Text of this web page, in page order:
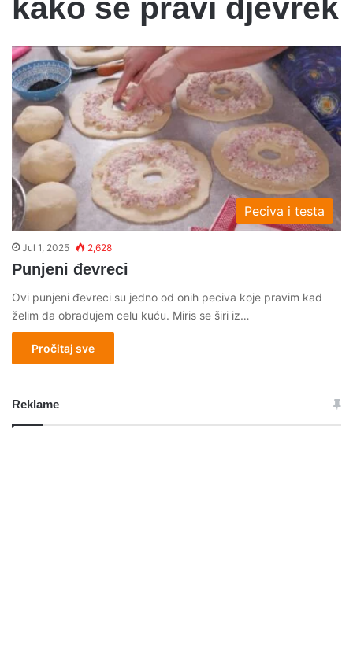
kako se pravi djevrek
Peciva i testa
Jul 1, 2025 2,628
Punjeni đevreci
Ovi punjeni đevreci su jedno od onih peciva koje pravim kad
želim da obradujem celu kuću. Miris se širi iz…
Pročitaj sve
Reklame